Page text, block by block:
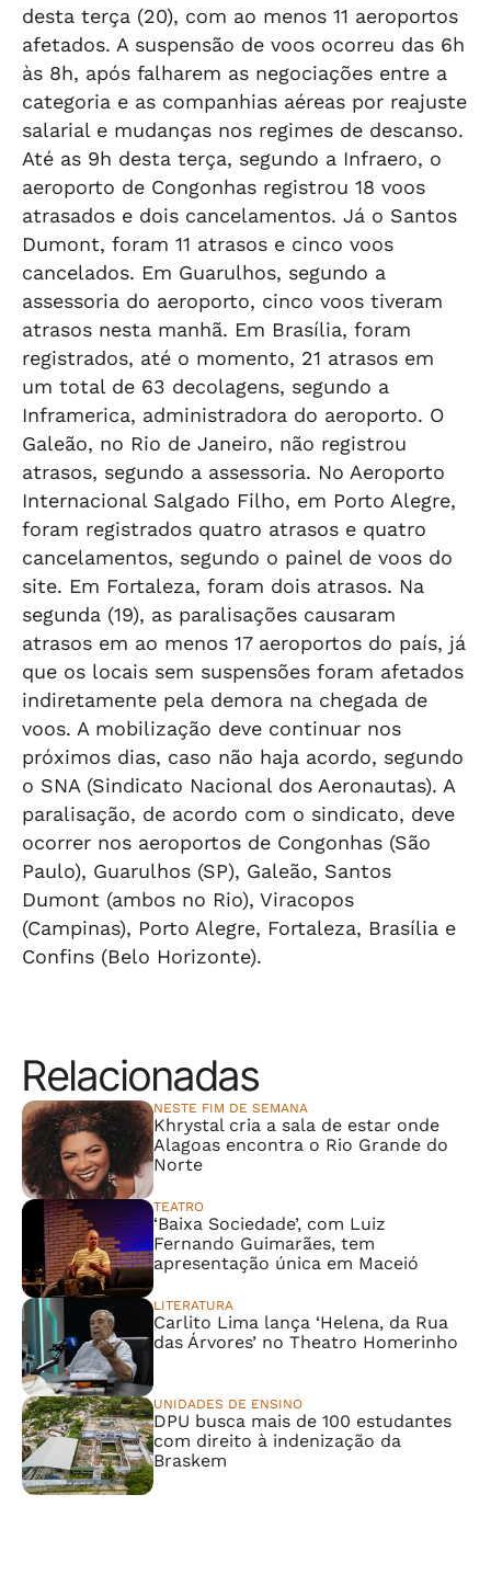
desta terça (20), com ao menos 11 aeroportos
afetados. A suspensão de voos ocorreu das 6h
às 8h, após falharem as negociações entre a
categoria e as companhias aéreas por reajuste
salarial e mudanças nos regimes de descanso.
Até as 9h desta terça, segundo a Infraero, o
aeroporto de Congonhas registrou 18 voos
atrasados e dois cancelamentos. Já o Santos
Dumont, foram 11 atrasos e cinco voos
cancelados. Em Guarulhos, segundo a
assessoria do aeroporto, cinco voos tiveram
atrasos nesta manhã. Em Brasília, foram
registrados, até o momento, 21 atrasos em
um total de 63 decolagens, segundo a
Inframerica, administradora do aeroporto. O
Galeão, no Rio de Janeiro, não registrou
atrasos, segundo a assessoria. No Aeroporto
Internacional Salgado Filho, em Porto Alegre,
foram registrados quatro atrasos e quatro
cancelamentos, segundo o painel de voos do
site. Em Fortaleza, foram dois atrasos. Na
segunda (19), as paralisações causaram
atrasos em ao menos 17 aeroportos do país, já
que os locais sem suspensões foram afetados
indiretamente pela demora na chegada de
voos. A mobilização deve continuar nos
próximos dias, caso não haja acordo, segundo
o SNA (Sindicato Nacional dos Aeronautas). A
paralisação, de acordo com o sindicato, deve
ocorrer nos aeroportos de Congonhas (São
Paulo), Guarulhos (SP), Galeão, Santos
Dumont (ambos no Rio), Viracopos
(Campinas), Porto Alegre, Fortaleza, Brasília e
Confins (Belo Horizonte).
Relacionadas
NESTE FIM DE SEMANA
Khrystal cria a sala de estar onde
Alagoas encontra o Rio Grande do
Norte
TEATRO
‘Baixa Sociedade’, com Luiz
Fernando Guimarães, tem
apresentação única em Maceió
LITERATURA
Carlito Lima lança ‘Helena, da Rua
das Árvores’ no Theatro Homerinho
UNIDADES DE ENSINO
DPU busca mais de 100 estudantes
com direito à indenização da
Braskem